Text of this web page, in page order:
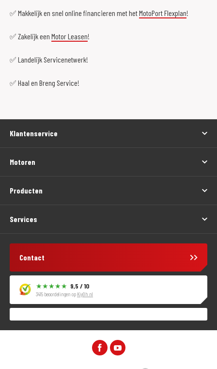
✅ Makkelijk en snel online financieren met hetMotoPort Flexplan!
✅ Zakelijk een Motor Leasen!
✅ Landelijk Servicenetwerk!
✅ Haal en Breng Service!
Klantenservice
Motoren
Producten
Services
Contact
9,5 / 10
3415 beoordelingen op KiyOh.nl